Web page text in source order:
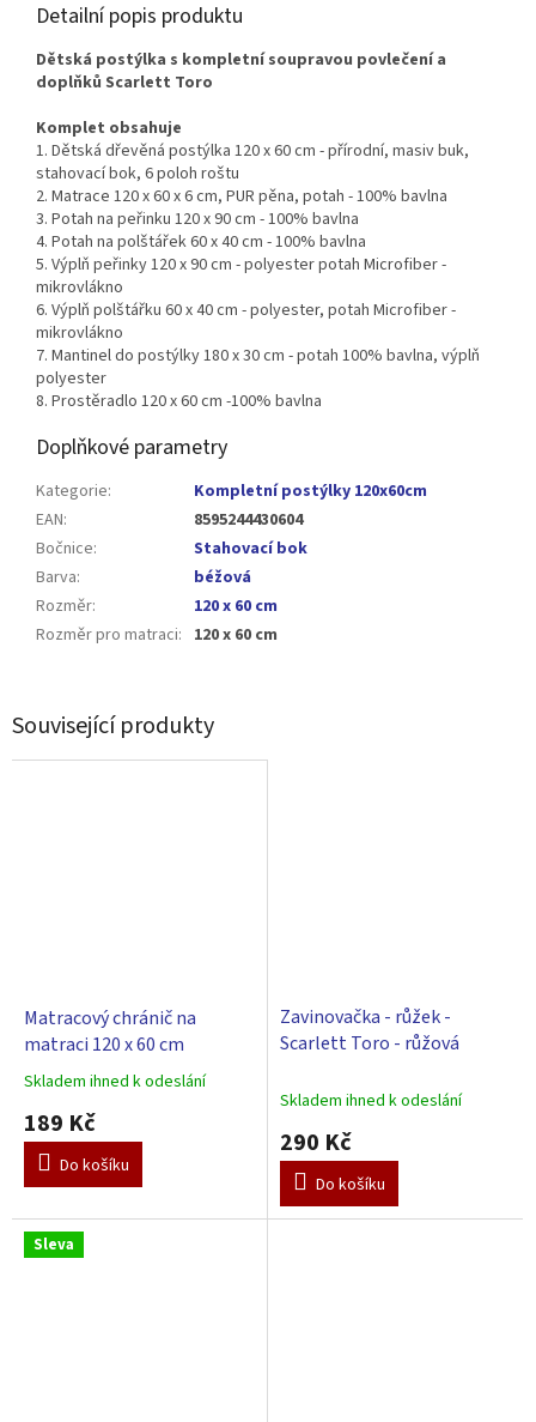
Související produkty
Matracový chránič na
matraci 120 x 60 cm
Průměrné
hodnocení
produktu
5,0
5
hvězdiček.
Skladem ihned k odeslání
189 Kč
Do košíku
Zavinovačka - růžek -
Scarlett Toro - růžová
Skladem ihned k odeslání
290 Kč
Do košíku
Sleva
Detailní popis produktu
Dětská postýlka s kompletní soupravou povlečení a
doplňků Scarlett Toro
Komplet obsahuje
1. Dětská dřevěná postýlka 120 x 60 cm - přírodní, masiv buk,
stahovací bok, 6 poloh roštu
2. Matrace 120 x 60 x 6 cm, PUR pěna, potah - 100% bavlna
3. Potah na peřinku 120 x 90 cm - 100% bavlna
4. Potah na polštářek 60 x 40 cm - 100% bavlna
5. Výplň peřinky 120 x 90 cm - polyesterpotah Microfiber -
mikrovlákno
6. Výplň polštářku 60 x 40 cm - polyester, potah Microfiber -
mikrovlákno
7. Mantinel do postýlky 180 x 30 cm - potah 100% bavlna, výplň
polyester
8. Prostěradlo 120 x 60 cm -100% bavlna
Doplňkové parametry
Kategorie:
Kompletní postýlky 120x60cm
EAN:
8595244430604
Bočnice:
Stahovací bok
Barva:
béžová
Rozměr:
120 x 60 cm
Rozměr pro matraci: 120 x 60 cm